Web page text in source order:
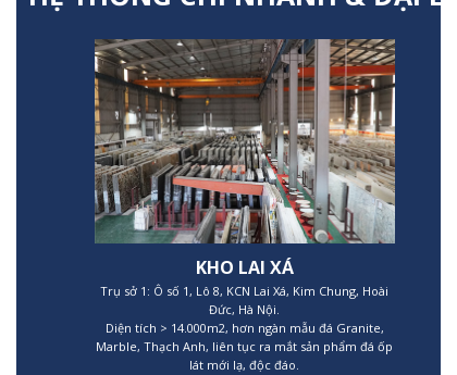
KHO LAI XÁ
Trụ sở 1: Ô số 1, Lô 8, KCN Lai Xá, Kim Chung, Hoài
Đức, Hà Nội.
Diện tích > 14.000m2, hơn ngàn mẫu đá Granite,
Marble, Thạch Anh, liên tục ra mắt sản phẩm đá ốp
lát mới lạ, độc đáo.